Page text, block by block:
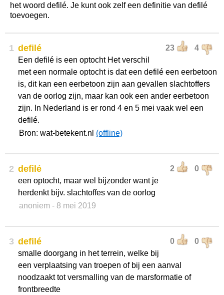
het woord defilé. Je kunt ook zelf een definitie van defilé
toevoegen.
1 23 4
defilé
Een defilé is een optocht Het verschil
met een normale optocht is dat een defilé een eerbetoon
is, dit kan een eerbetoon zijn aan gevallen slachtoffers
van de oorlog zijn, maar kan ook een ander eerbetoon
zijn. In Nederland is er rond 4 en 5 mei vaak wel een
defilé.
Bron: wat-betekent.nl (offline)
2 2 0
defilé
een optocht, maar wel bijzonder want je
herdenkt bijv. slachtoffes van de oorlog
anoniem - 8 mei 2019
3 0 0
defilé
smalle doorgang in het terrein, welke bij
een verplaatsing van troepen of bij een aanval
noodzaakt tot versmalling van de marsformatie of
frontbreedte